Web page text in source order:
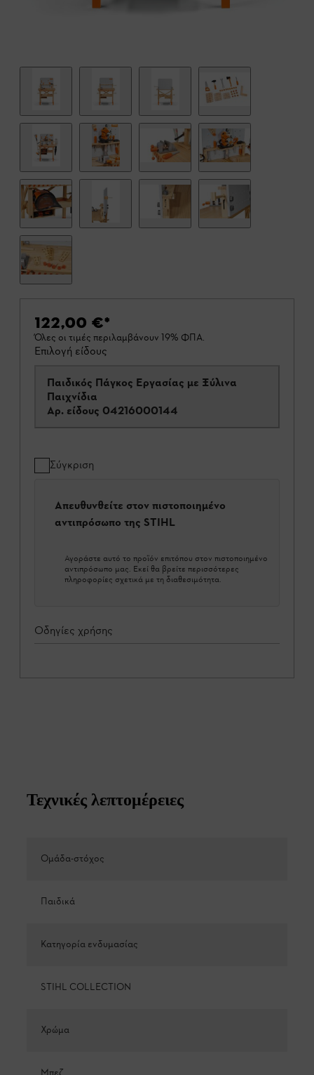
122,00 €*
Όλες οι τιμές περιλαμβάνουν 19% ΦΠΑ.
Επιλογή είδους
Παιδικός Πάγκος Εργασίας με Ξύλινα
Παιχνίδια
Αρ. είδους 04216000144
Σύγκριση
Απευθυνθείτε στον πιστοποιημένο
αντιπρόσωπο της STIHL
Αγοράστε αυτό το προϊόν επιτόπου στον πιστοποιημένο
αντιπρόσωπο μας. Εκεί θα βρείτε περισσότερες
πληροφορίες σχετικά με τη διαθεσιμότητα.
Οδηγίες χρήσης
Τεχνικές λεπτομέρειες
Ομάδα-στόχος
Παιδικά
Κατηγορία ενδυμασίας
STIHL COLLECTION
Χρώμα